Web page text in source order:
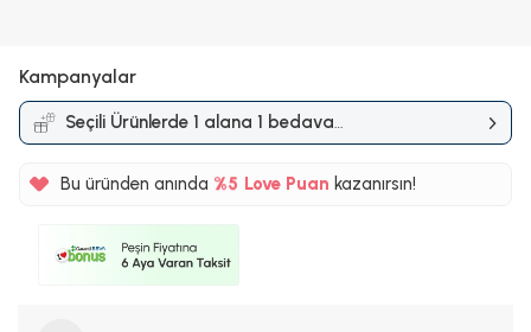
Kampanyalar
Seçili Ürünlerde 1 alana 1 bedava
Kampanyası
Bu üründen anında %5
%5
Love Puan kazanırsın!